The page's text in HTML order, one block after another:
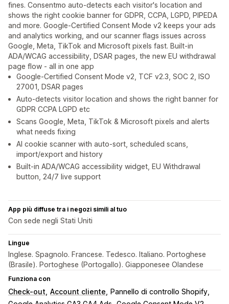
fines. Consentmo auto-detects each visitor's location and
shows the right cookie banner for GDPR, CCPA, LGPD, PIPEDA
and more. Google-Certified Consent Mode v2 keeps your ads
and analytics working, and our scanner flags issues across
Google, Meta, TikTok and Microsoft pixels fast. Built-in
ADA/WCAG accessibility, DSAR pages, the new EU withdrawal
page flow - all in one app
Google-Certified Consent Mode v2, TCF v2.3, SOC 2, ISO
27001, DSAR pages
Auto-detects visitor location and shows the right banner for
GDPR CCPA LGPD etc
Scans Google, Meta, TikTok & Microsoft pixels and alerts
what needs fixing
AI cookie scanner with auto-sort, scheduled scans,
import/export and history
Built-in ADA/WCAG accessibility widget, EU Withdrawal
button, 24/7 live support
App più diffuse tra i negozi simili al tuo
Con sede negli Stati Uniti
Lingue
Inglese. Spagnolo. Francese. Tedesco. Italiano. Portoghese
(Brasile). Portoghese (Portogallo). Giapponesee Olandese
Funziona con
Check-out Account cliente
Pannello di controllo Shopify